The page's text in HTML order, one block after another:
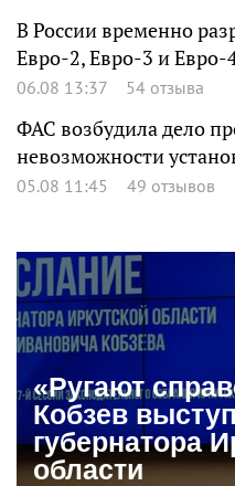
В России временно
Евро-2, Евро-3 и Евро-
06.08 13:37 54 отзыва
ФАС возбудила дело
невозможности
05.08 11:45 49 отзывов
«Ругают
Кобзев
губернатора
области